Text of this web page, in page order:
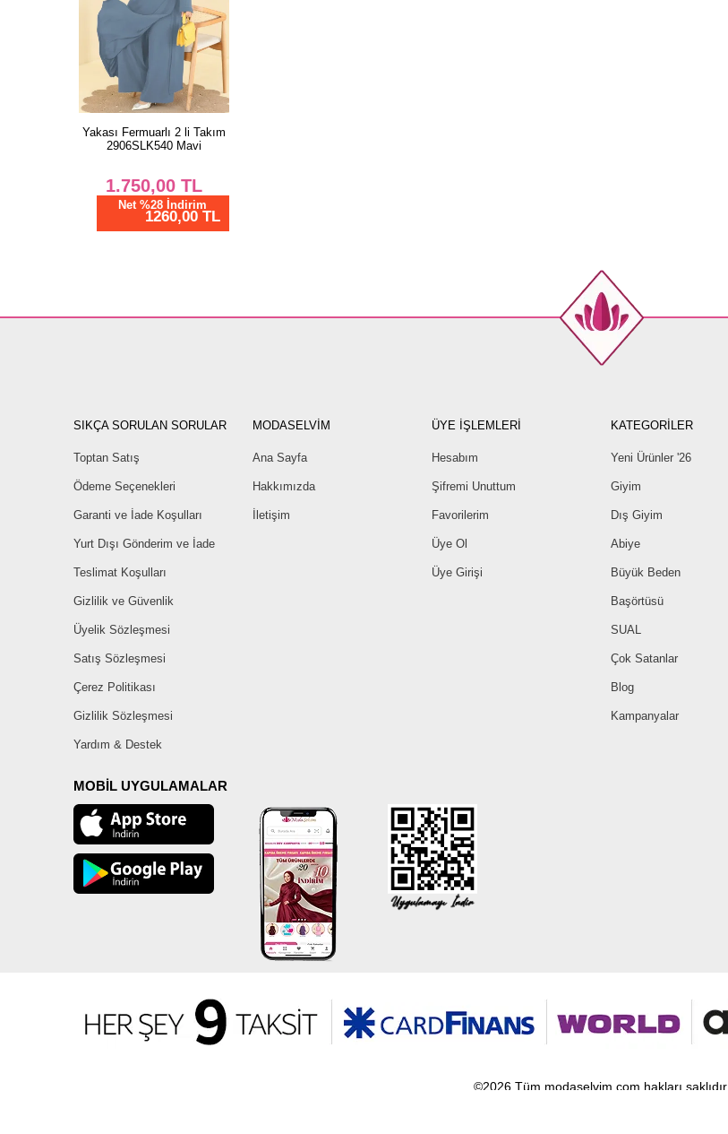
Yakası Fermuarlı 2 li Takım
2906SLK540 Mavi
1.750,00TL
Net %28 İndirim
1260,00 TL
SIKÇA SORULAN SORULAR
Toptan Satış
Ödeme Seçenekleri
Garanti ve İade Koşulları
Yurt Dışı Gönderim ve İade
Teslimat Koşulları
Gizlilik ve Güvenlik
Üyelik Sözleşmesi
Satış Sözleşmesi
Çerez Politikası
Gizlilik Sözleşmesi
Yardım & Destek
MODASELVİM
Ana Sayfa
Hakkımızda
İletişim
ÜYE İŞLEMLERİ
Hesabım
Şifremi Unuttum
Favorilerim
Üye Ol
Üye Girişi
KATEGORİLER
Yeni Ürünler '26
Giyim
Dış Giyim
Abiye
Büyük Beden
Başörtüsü
SUAL
Çok Satanlar
Blog
Kampanyalar
MOBİL UYGULAMALAR
©2026 Tüm modaselvim.com hakları saklıdır.